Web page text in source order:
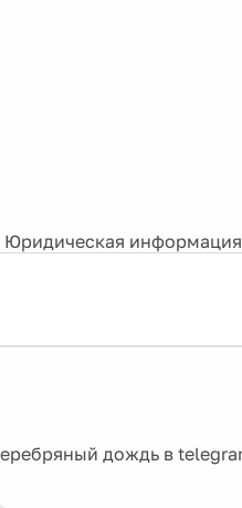
Юридическая информация